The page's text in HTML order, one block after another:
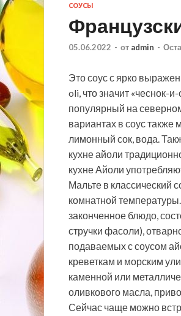
СОУСЫ
05.06.2022 - от admin -
Это соус с ярко
oli, что значит «чеснок-
популярный на
вариантах в соус также
лимонный сок, вода.
кухне айоли
кухне Айоли
Мальте в классический
комнатной
законченное блюдо,
стручки фасоли),
подаваемых с соусом
креветкам и морским
каменной или
оливкового масла,
Сейчас чаще можно